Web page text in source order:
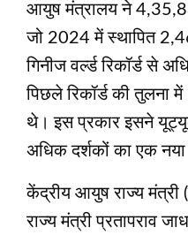
आयुष मंत्रालय ने
जो 2024 में स्थापित
गिनीज वर्ल्‍ड रिकॉर्ड से
पिछले रिकॉर्ड की
थे। इस प्रकार इसने
अधिक दर्शकों का एक नया
केंद्रीय आयुष राज्य मंत्री
राज्य मंत्री प्रतापराव